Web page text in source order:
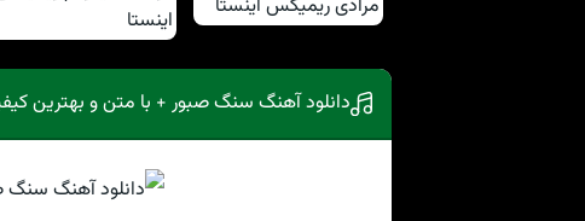
دانلود آهنگ سنگ صبور + با متن و بهترین